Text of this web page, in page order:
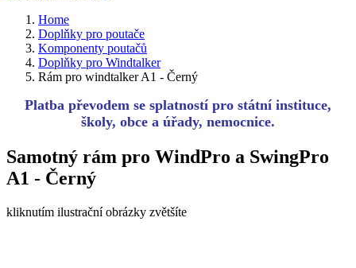
Home
Doplňky pro poutače
Komponenty poutačů
Doplňky pro Windtalker
Rám pro windtalker A1 - Černý
Platba převodem se splatností pro státní instituce,
školy, obce a úřady, nemocnice.
Samotný rám pro WindPro a SwingPro
A1 - Černý
kliknutím ilustrační obrázky zvětšíte